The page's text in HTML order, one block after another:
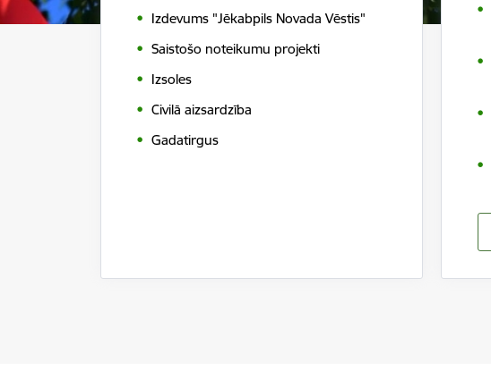
Izdevums "Jēkabpils Novada Vēstis"
Saistošo noteikumu projekti
Izsoles
Civilā aizsardzība
Gadatirgus